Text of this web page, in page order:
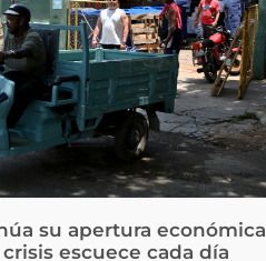
su apertura económica
escuece cada día